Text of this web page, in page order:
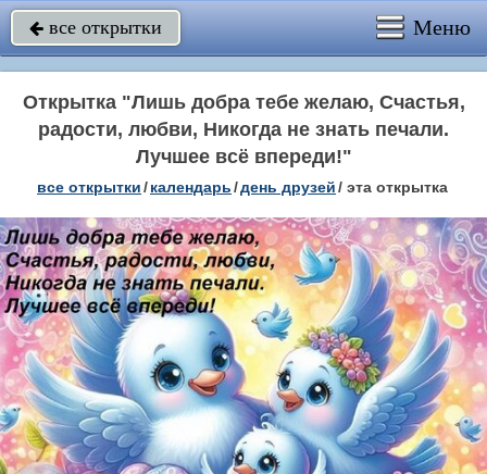
 все открытки Меню
Открытка "Лишь добра тебе желаю, Счастья,
радости, любви, Никогда не знать печали.
Лучшее всё впереди!"
все открытки/календарь/день друзей/ эта открытка